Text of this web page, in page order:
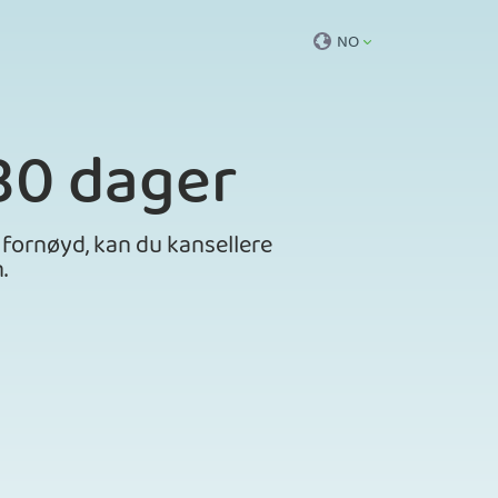
NO
dager
kan du kansellere